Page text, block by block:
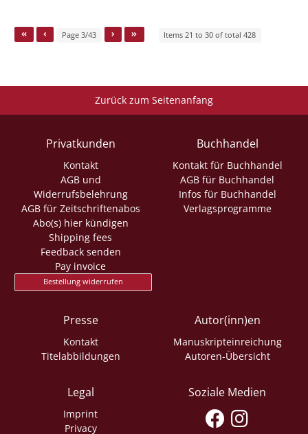
Page 3/43 Items 21 to 30 of total 428
Zurück zum Seitenanfang
Privatkunden
Kontakt
AGB und
Widerrufsbelehrung
AGB für Zeitschriftenabos
Abo(s) hier kündigen
Shipping fees
Feedback senden
Pay invoice
Bestellung widerrufen
Buchhandel
Kontakt für Buchhandel
AGB für Buchhandel
Infos für Buchhandel
Verlagsprogramme
Presse
Kontakt
Titelabbildungen
Autor(inn)en
Manuskripteinreichung
Autoren-Übersicht
Legal
Imprint
Privacy
Soziale Medien